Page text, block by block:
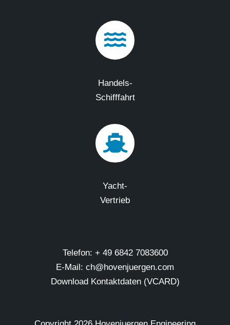
Handels-
Schifffahrt
Yacht-
Vertrieb
Telefon: + 49 6842 7083600
E-Mail: ch@hovenjuergen.com
Download Kontaktdaten (VCARD)